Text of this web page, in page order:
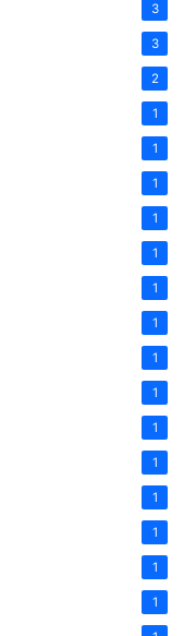
3
3
2
1
1
1
1
1
1
1
1
1
1
1
1
1
1
1